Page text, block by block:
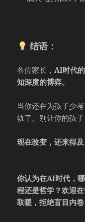
结语：
各位家长，AI时代
知深度的博弈。
当你还在为孩子少
轨了。别让你的孩子
现在改变，还来得及
你认为在AI时代，
程还是哲学？欢迎
取暖，拒绝盲目内卷